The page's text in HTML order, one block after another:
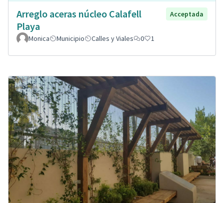
Arreglo aceras núcleo Calafell
Playa
Acceptada
Monica Municipio Calles y Viales 0 1